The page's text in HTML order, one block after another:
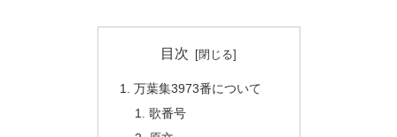
目次
万葉集3973番について
歌番号